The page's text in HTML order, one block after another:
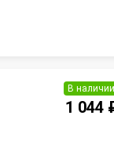
В наличии
1 044